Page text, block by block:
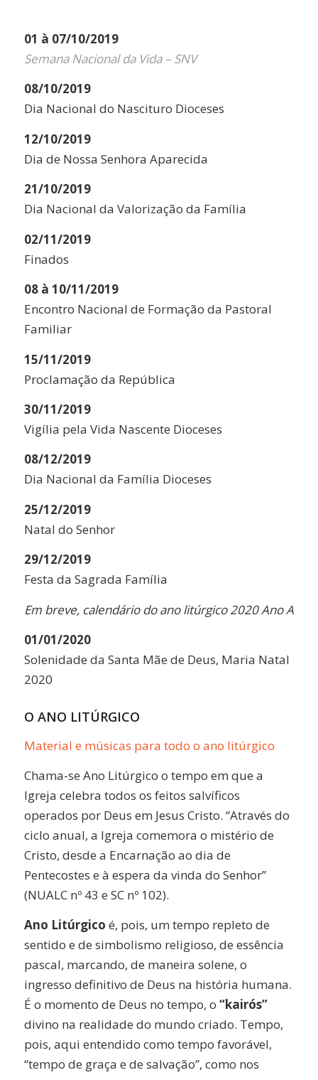
01 à 07/10/2019
Semana Nacional da Vida – SNV
08/10/2019
Dia Nacional do Nascituro Dioceses
12/10/2019
Dia de Nossa Senhora Aparecida
21/10/2019
Dia Nacional da Valorização da Família
02/11/2019
Finados
08 à 10/11/2019
Encontro Nacional de Formação da Pastoral
Familiar
15/11/2019
Proclamação da República
30/11/2019
Vigília pela Vida Nascente Dioceses
08/12/2019
Dia Nacional da Família Dioceses
25/12/2019
Natal do Senhor
29/12/2019
Festa da Sagrada Família
Em breve, calendário do ano litúrgico 2020 Ano A
01/01/2020
Solenidade da Santa Mãe de Deus, Maria Natal
2020
O ANO LITÚRGICO
Material e músicas para todo o ano litúrgico
Chama-se Ano Litúrgico o tempo em que a
Igreja celebra todos os feitos salvíficos
operados por Deus em Jesus Cristo. “Através do
ciclo anual, a Igreja comemora o mistério de
Cristo, desde a Encarnação ao dia de
Pentecostes e à espera da vinda do Senhor”
(NUALC nº 43 e SC nº 102).
Ano Litúrgico é, pois, um tempo repleto de
sentido e de simbolismo religioso, de essência
pascal, marcando, de maneira solene, o
ingresso definitivo de Deus na história humana.
É o momento de Deus no tempo, o “kairós”
divino na realidade do mundo criado. Tempo,
pois, aqui entendido como tempo favorável,
“tempo de graça e de salvação”, como nos